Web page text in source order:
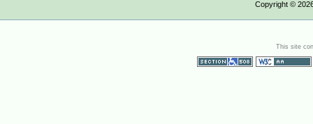
Copyright ©
This site